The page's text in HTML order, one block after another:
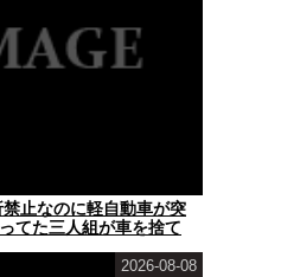
止なのに軽自動車が突
てた三人組が車を捨て
2026-08-08